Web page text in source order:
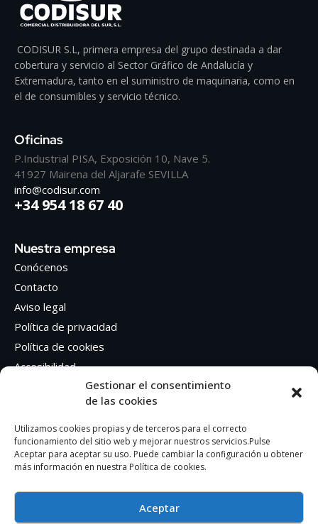
Gestionar el consentimiento
de las cookies
Utilizamos cookies propias y de terceros para el correcto
funcionamiento del sitio web y mejorar nuestros servicios.Pulse
Aceptar para aceptar su uso. Puede cambiar la configuración u obtener
más información en nuestra Política de cookies.
Aceptar
CODISUR S.L, primera empresa del grupo destinada a dar
cobertura y servicio al Sector Gráfico de Andalucía y
Extremadura, tanto en el suministro de maquinaria, como en
el de consumibles y servicio técnico.
Oficinas
P.Industrial PISA, Exposición 10, Nave 5.
41927 Mairena del Aljarafe SEVILLA
info@codisur.com
+34 954 18 67 40
Nuestra empresa
Conócenos
Contacto
Aviso legal
Política de privacidad
Política de cookies
Accesibilidad
Síguenos en Redes sociales
Facebook
Instagram